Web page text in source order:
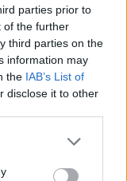
parties prior to
of the further
third parties on the
information may
the IAB’s List of
disclose it to other
or more Google
You may click to
την
τις δουλειές